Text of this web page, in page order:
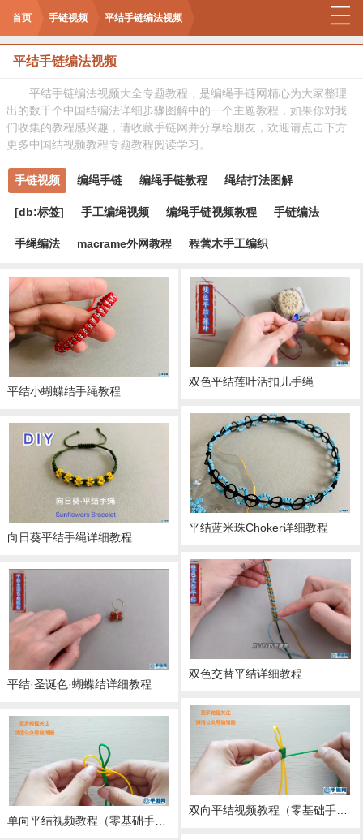
首页 手链视频 平结手链编法视频
平结手链编法视频
平结手链编法视频大全专题教程，是编绳手链网精心为大家整理
出的数千个中国结编法详细步骤图解中的一个主题教程，如果你对我
们收集的教程感兴趣，请收藏手链网并分享给朋友，欢迎请点击下方
更多中国结视频教程专题教程阅读学习。
手链视频 编绳手链 编绳手链教程 绳结打法图解
[db:标签] 手工编绳视频 编绳手链视频教程 手链编法
手绳编法 macrame外网教程 程蕓木手工编织
平结小蝴蝶结手绳教程
双色平结莲叶活扣儿手绳
平结蓝米珠Choker详细教程
向日葵平结手绳详细教程
双色交替平结详细教程
平结·圣诞色·蝴蝶结详细教程
双向平结视频教程（零基础手工编绳入门）
单向平结视频教程（零基础手工编绳入门）